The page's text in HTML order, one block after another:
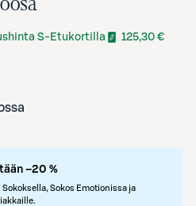
S-Etukortilla 125,30 €
–20 %
Sokos Emotionissa ja